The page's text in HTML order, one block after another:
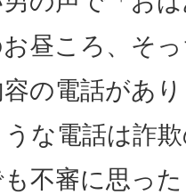
昼ころ、そ
の電話があ
な電話は詐
不審に思っ